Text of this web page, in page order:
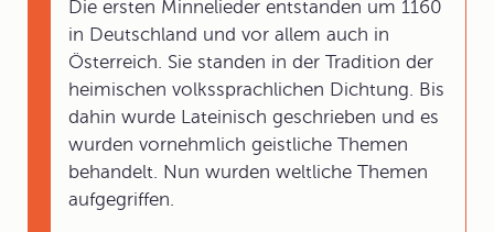
Die ersten Minnelieder entstanden um 1160
in Deutschland und vor allem auch in
Österreich. Sie standen in der Tradition der
heimischen volkssprachlichen Dichtung. Bis
dahin wurde Lateinisch geschrieben und es
wurden vornehmlich geistliche Themen
behandelt. Nun wurden weltliche Themen
aufgegriffen.